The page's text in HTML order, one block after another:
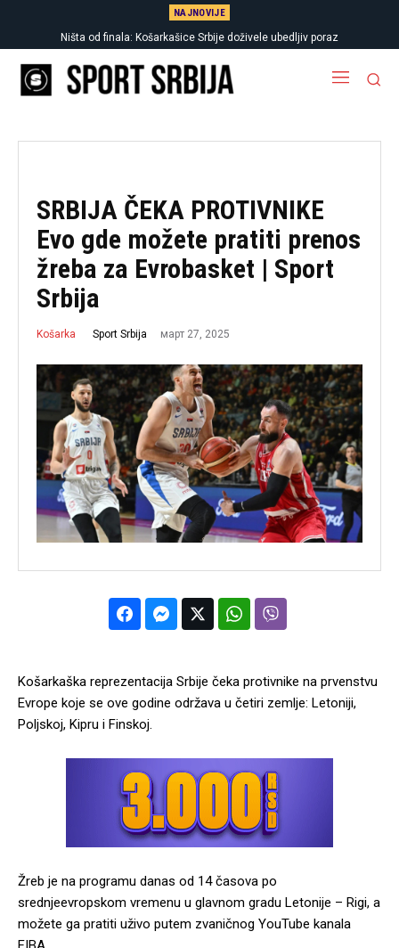
NAJNOVIJE
Ništa od finala: Košarkašice Srbije doživele ubedljiv poraz
SRBIJA ČEKA PROTIVNIKE
Evo gde možete pratiti prenos
žreba za Evrobasket | Sport
Srbija
Košarka Sport Srbija март 27, 2025
Košarkaška reprezentacija Srbije čeka protivnike na prvenstvu
Evrope koje se ove godine održava u četiri zemlje: Letoniji,
Poljskoj, Kipru i Finskoj.
Žreb je na programu danas od 14 časova po
srednjeevropskom vremenu u glavnom gradu Letonije – Rigi, a
možete ga pratiti uživo putem zvaničnog YouTube kanala